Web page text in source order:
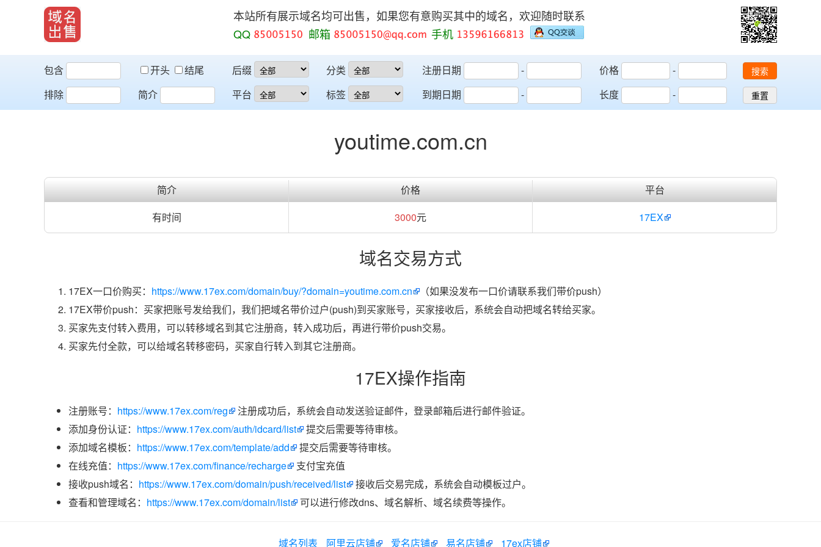
本站所有展示域名均可出售，如果您有意购买其中的域名，欢迎随时联系
QQ
邮箱 手机
包含 开头
结尾
排除
简介
后缀
平台
分类
标签
注册日期
-
到期日期
-
价格
-
长度
-
搜索
重置
youtime.com.cn
简介 价格
平台
有时间
3000元 17EX
域名交易方式
17EX一口价购买： https://www.17ex.com/domain/buy/?domain=youtime.com.cn
（如果没发布一口价请联系我们带价push）
17EX带价push：买家把账号发给我们，我们把域名带价过户(push)到买家账号，买家接收后，系统会自动把域名转给买家。
买家先支付转入费用，可以转移域名到其它注册商，转入成功后，再进行带价push交易。
买家先付全款，可以给域名转移密码，买家自行转入到其它注册商。
17EX操作指南
注册账号： https://www.17ex.com/reg
注册成功后，系统会自动发送验证邮件，登录邮箱后进行邮件验证。
添加身份认证： https://www.17ex.com/auth/idcard/list
提交后需要等待审核。
添加域名模板： https://www.17ex.com/template/add
提交后需要等待审核。
在线充值： https://www.17ex.com/finance/recharge
支付宝充值
接收push域名： https://www.17ex.com/domain/push/received/list
接收后交易完成，系统会自动模板过户。
查看和管理域名： https://www.17ex.com/domain/list 可以进行修改dns、域名解析、域名续费等操作。
域名列表 阿里云店铺 爱名店铺 易名店铺 17ex店铺